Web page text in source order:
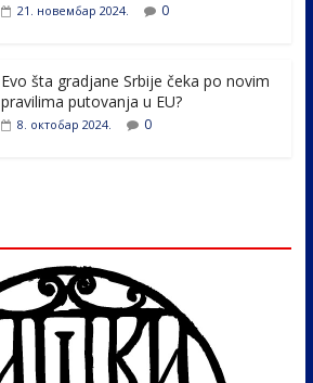
21. новембар 2024. 0
Evo šta gradjane Srbije čeka po novim
pravilima putovanja u EU?
8. октобар 2024. 0